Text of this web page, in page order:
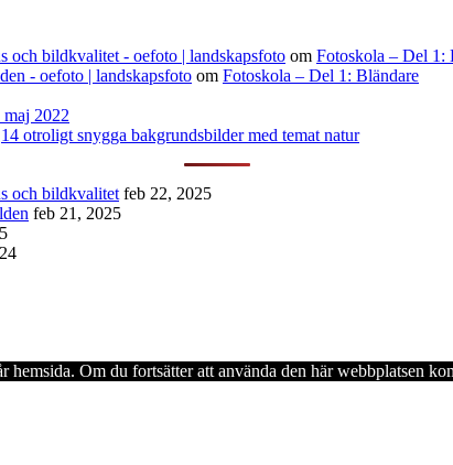
och bildkvalitet - oefoto | landskapsfoto om Fotoskola – Del 1:
- oefoto | landskapsfoto om Fotoskola – Del 1: Bländare
maj 2022
14 otroligt snygga bakgrundsbilder med temat natur
och bildkvalitet feb 22, 2025
feb 21, 2025
Om du fortsätter att använda den här webbplatsen